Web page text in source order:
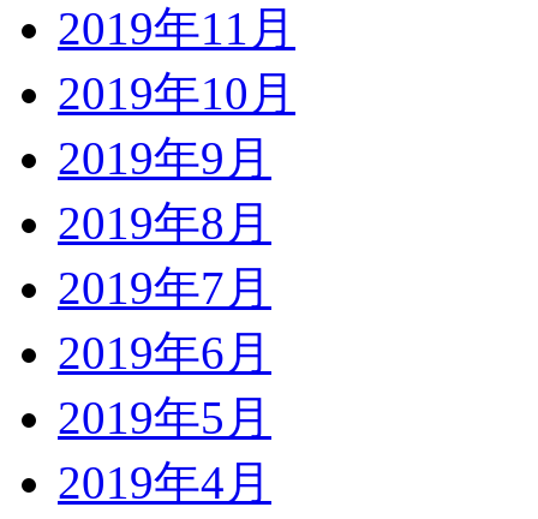
2019年11月
2019年10月
2019年9月
2019年8月
2019年7月
2019年6月
2019年5月
2019年4月